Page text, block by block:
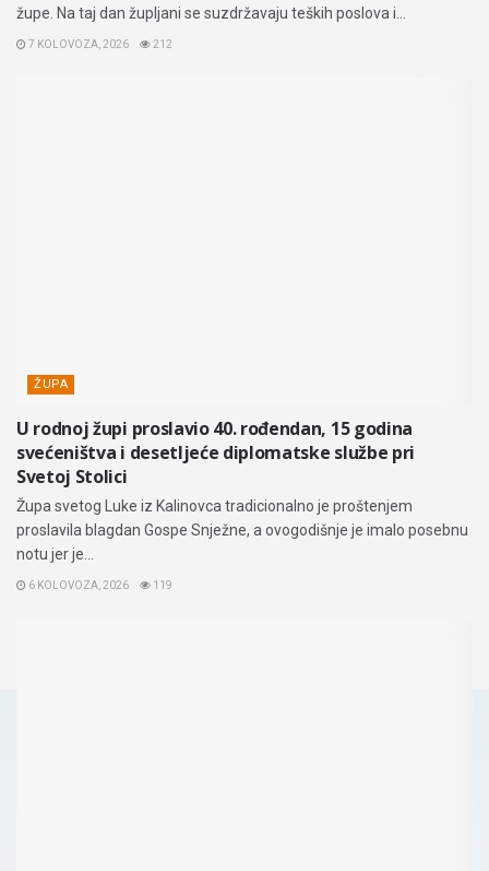
župe. Na taj dan župljani se suzdržavaju teških poslova i...
7 KOLOVOZA, 2026 212
ŽUPA
U rodnoj župi proslavio 40. rođendan, 15 godina
svećeništva i desetljeće diplomatske službe pri
Svetoj Stolici
Župa svetog Luke iz Kalinovca tradicionalno je proštenjem
proslavila blagdan Gospe Snježne, a ovogodišnje je imalo posebnu
notu jer je...
6 KOLOVOZA, 2026 119